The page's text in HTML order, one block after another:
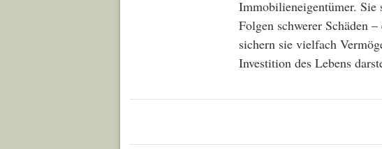
Immobilieneigentümer. Sie
Folgen schwerer Schäden
sichern sie vielfach
Investition des Lebens